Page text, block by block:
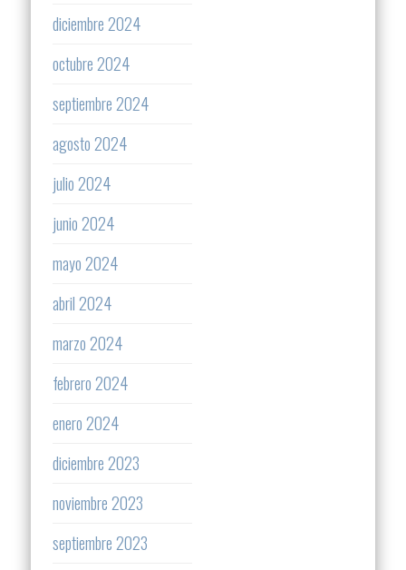
diciembre 2024
octubre 2024
septiembre 2024
agosto 2024
julio 2024
junio 2024
mayo 2024
abril 2024
marzo 2024
febrero 2024
enero 2024
diciembre 2023
noviembre 2023
septiembre 2023